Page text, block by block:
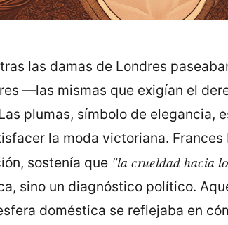
las damas de Londres
—las mismas que exigían el
plumas, símbolo de elegancia,
la moda victoriana.
sostenía que "la crueldad hacia
sino un diagnóstico político.
doméstica se reflejaba en